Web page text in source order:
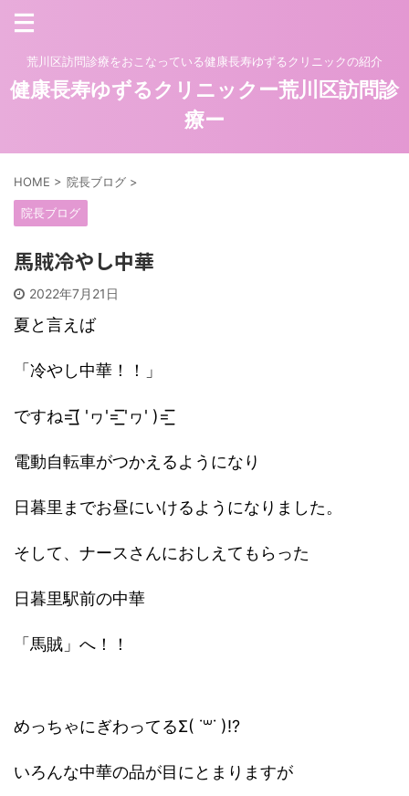
荒川区訪問診療をおこなっている健康長寿ゆずるクリニックの紹介
健康長寿ゆずるクリニックー荒川区訪問診
療ー
HOME > 院長ブログ >
院長ブログ
馬賊冷やし中華
2022年7月21日
夏と言えば
「冷やし中華！！」
ですね=͟͟͞͞( 'ヮ'=͟͟͞͞ 'ヮ' )=͟͟͞͞
電動自転車がつかえるようになり
日暮里までお昼にいけるようになりました。
そして、ナースさんにおしえてもらった
日暮里駅前の中華
「馬賊」へ！！
めっちゃにぎわってるΣ( ˙꒳˙ )!?
いろんな中華の品が目にとまりますが